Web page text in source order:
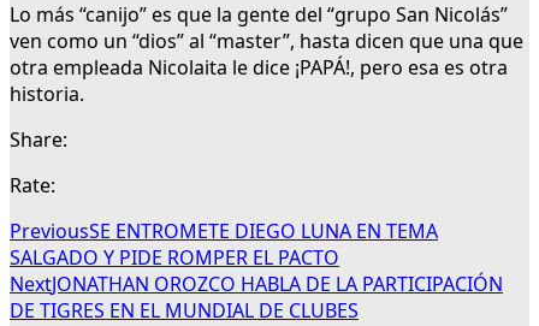
Lo más “canijo” es que la gente del “grupo San Nicolás”
ven como un “dios” al “master”, hasta dicen que una que
otra empleada Nicolaita le dice ¡PAPÁ!, pero esa es otra
historia.
Share:
Rate:
PreviousSE ENTROMETE DIEGO LUNA EN TEMA
SALGADO Y PIDE ROMPER EL PACTO
NextJONATHAN OROZCO HABLA DE LA PARTICIPACIÓN
DE TIGRES EN EL MUNDIAL DE CLUBES